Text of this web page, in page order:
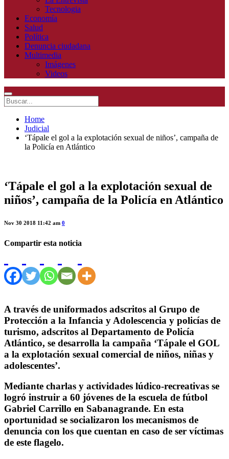
Tecnologia
Economía
Salud
Política
Denuncia ciudadana
Multimedia
Imágenes
Videos
Home
Judicial
‘Tápale el gol a la explotación sexual de niños’, campaña de
la Policía en Atlántico
‘Tápale el gol a la explotación sexual de
niños’, campaña de la Policía en Atlántico
Nov 30 2018 11:42 am 0
Compartir esta noticia
A través de uniformados adscritos al Grupo de
Protección a la Infancia y Adolescencia y policías de
turismo, adscritos al Departamento de Policía
Atlántico, se desarrolla la campaña ‘Tápale el GOL
a la explotación sexual comercial de niños, niñas y
adolescentes’.
Mediante charlas y actividades lúdico-recreativas se
logró instruir a 60 jóvenes de la escuela de fútbol
Gabriel Carrillo en Sabanagrande. En esta
oportunidad se socializaron los mecanismos de
denuncia con los que cuentan en caso de ser víctimas
de este flagelo.